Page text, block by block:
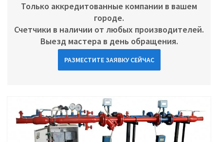
Только аккредитованные компании в вашем
городе.
Счетчики в наличии от любых производителей.
Выезд мастера в день обращения.
РАЗМЕСТИТЕ ЗАЯВКУ СЕЙЧАС